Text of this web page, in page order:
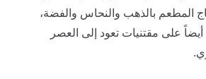
المطعم بالذهب والنحاس والفضة،
على مقتنيات تعود إلى العصر